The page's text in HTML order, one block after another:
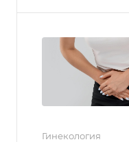
Гинекология